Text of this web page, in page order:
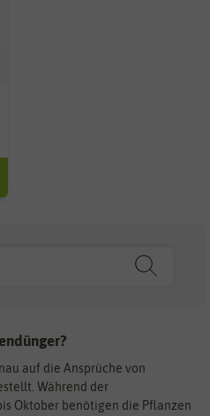
auf die Ansprüche von
Während der
Oktober benötigen die Pflanzen